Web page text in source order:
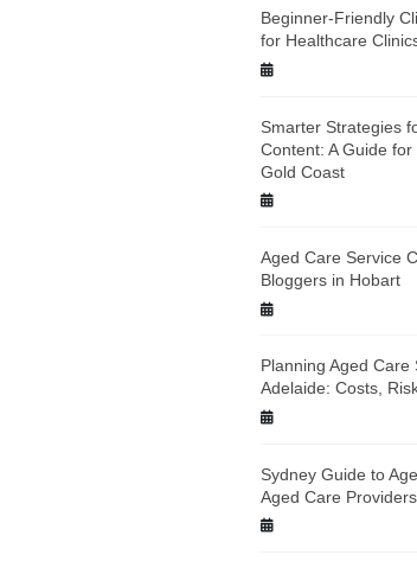
Beginner-Friendly
for Healthcare
Smarter Strategies
Content: A Guide
Gold Coast
Aged Care Service
Bloggers in Hobart
Planning Aged Care
Adelaide: Costs,
Sydney Guide to
Aged Care Providers